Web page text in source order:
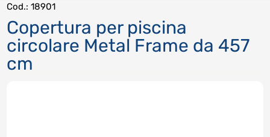
Continua lo shopping
Accedi
Hai dimenticato la password
Cod.: 18901
Copertura per piscina
circolare Metal Frame da 457
cm